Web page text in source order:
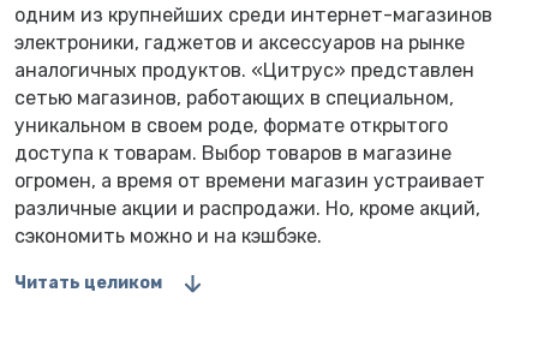
одним из крупнейших среди интернет-магазинов
электроники, гаджетов и аксессуаров на рынке
аналогичных продуктов. «Цитрус» представлен
сетью магазинов, работающих в специальном,
уникальном в своем роде, формате открытого
доступа к товарам. Выбор товаров в магазине
огромен, а время от времени магазин устраивает
различные акции и распродажи. Но, кроме акций,
сэкономить можно и на кэшбэке.
Читать целиком